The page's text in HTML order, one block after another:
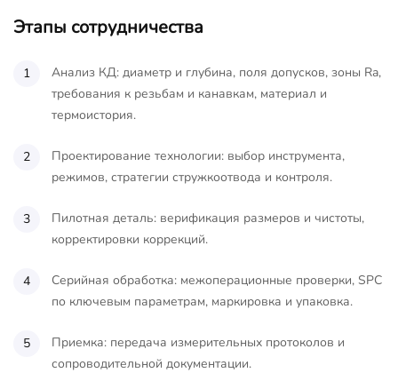
Этапы сотрудничества
Анализ КД: диаметр и глубина, поля допусков, зоны Ra,
требования к резьбам и канавкам, материал и
термоистория.
Проектирование технологии: выбор инструмента,
режимов, стратегии стружкоотвода и контроля.
Пилотная деталь: верификация размеров и чистоты,
корректировки коррекций.
Серийная обработка: межоперационные проверки, SPC
по ключевым параметрам, маркировка и упаковка.
Приемка: передача измерительных протоколов и
сопроводительной документации.